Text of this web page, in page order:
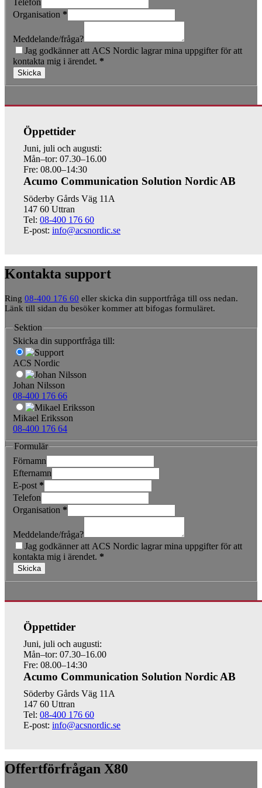
Telefon
Organisation *
Meddelande/fråga?
Jag godkänner att ACS Nordic lagrar mina uppgifter för att
kontakta mig i ärendet. *
Skicka
Öppettider
Juni, juli och augusti:
Mån–tor: 07.30–16.00
Fre: 08.00–14:30
Acumo Communication Solution Nordic AB
Söderby Gårds Väg 11A
147 60 Uttran
Tel: 08-400 176 60
E-post: info@acsnordic.se
Kontakta support
Ring 08-400 176 60 eller skicka din supportfråga till oss nedan.
Länk till sidan du besöker kommer att bifogas formuläret.
Sektion
Skicka din supportfråga till:
ACS Nordic
Johan Nilsson
08-400 176 66
Mikael Eriksson
08-400 176 64
Formulär
Förnamn
Efternamn
E-post *
Telefon
Organisation *
Meddelande/fråga?
Jag godkänner att ACS Nordic lagrar mina uppgifter för att
kontakta mig i ärendet. *
Skicka
Öppettider
Juni, juli och augusti:
Mån–tor: 07.30–16.00
Fre: 08.00–14:30
Acumo Communication Solution Nordic AB
Söderby Gårds Väg 11A
147 60 Uttran
Tel: 08-400 176 60
E-post: info@acsnordic.se
Offertförfrågan X80